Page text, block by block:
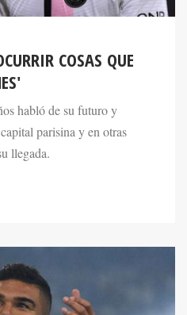
COSAS QUE
habló de su futuro y
parisina y en otras
llegada.